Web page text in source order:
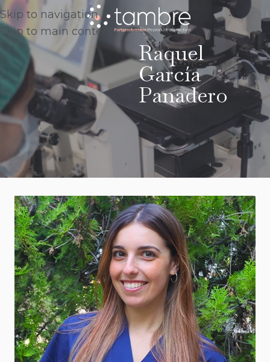
Skip to navigation
Skip to main content
Raquel
García
Panadero